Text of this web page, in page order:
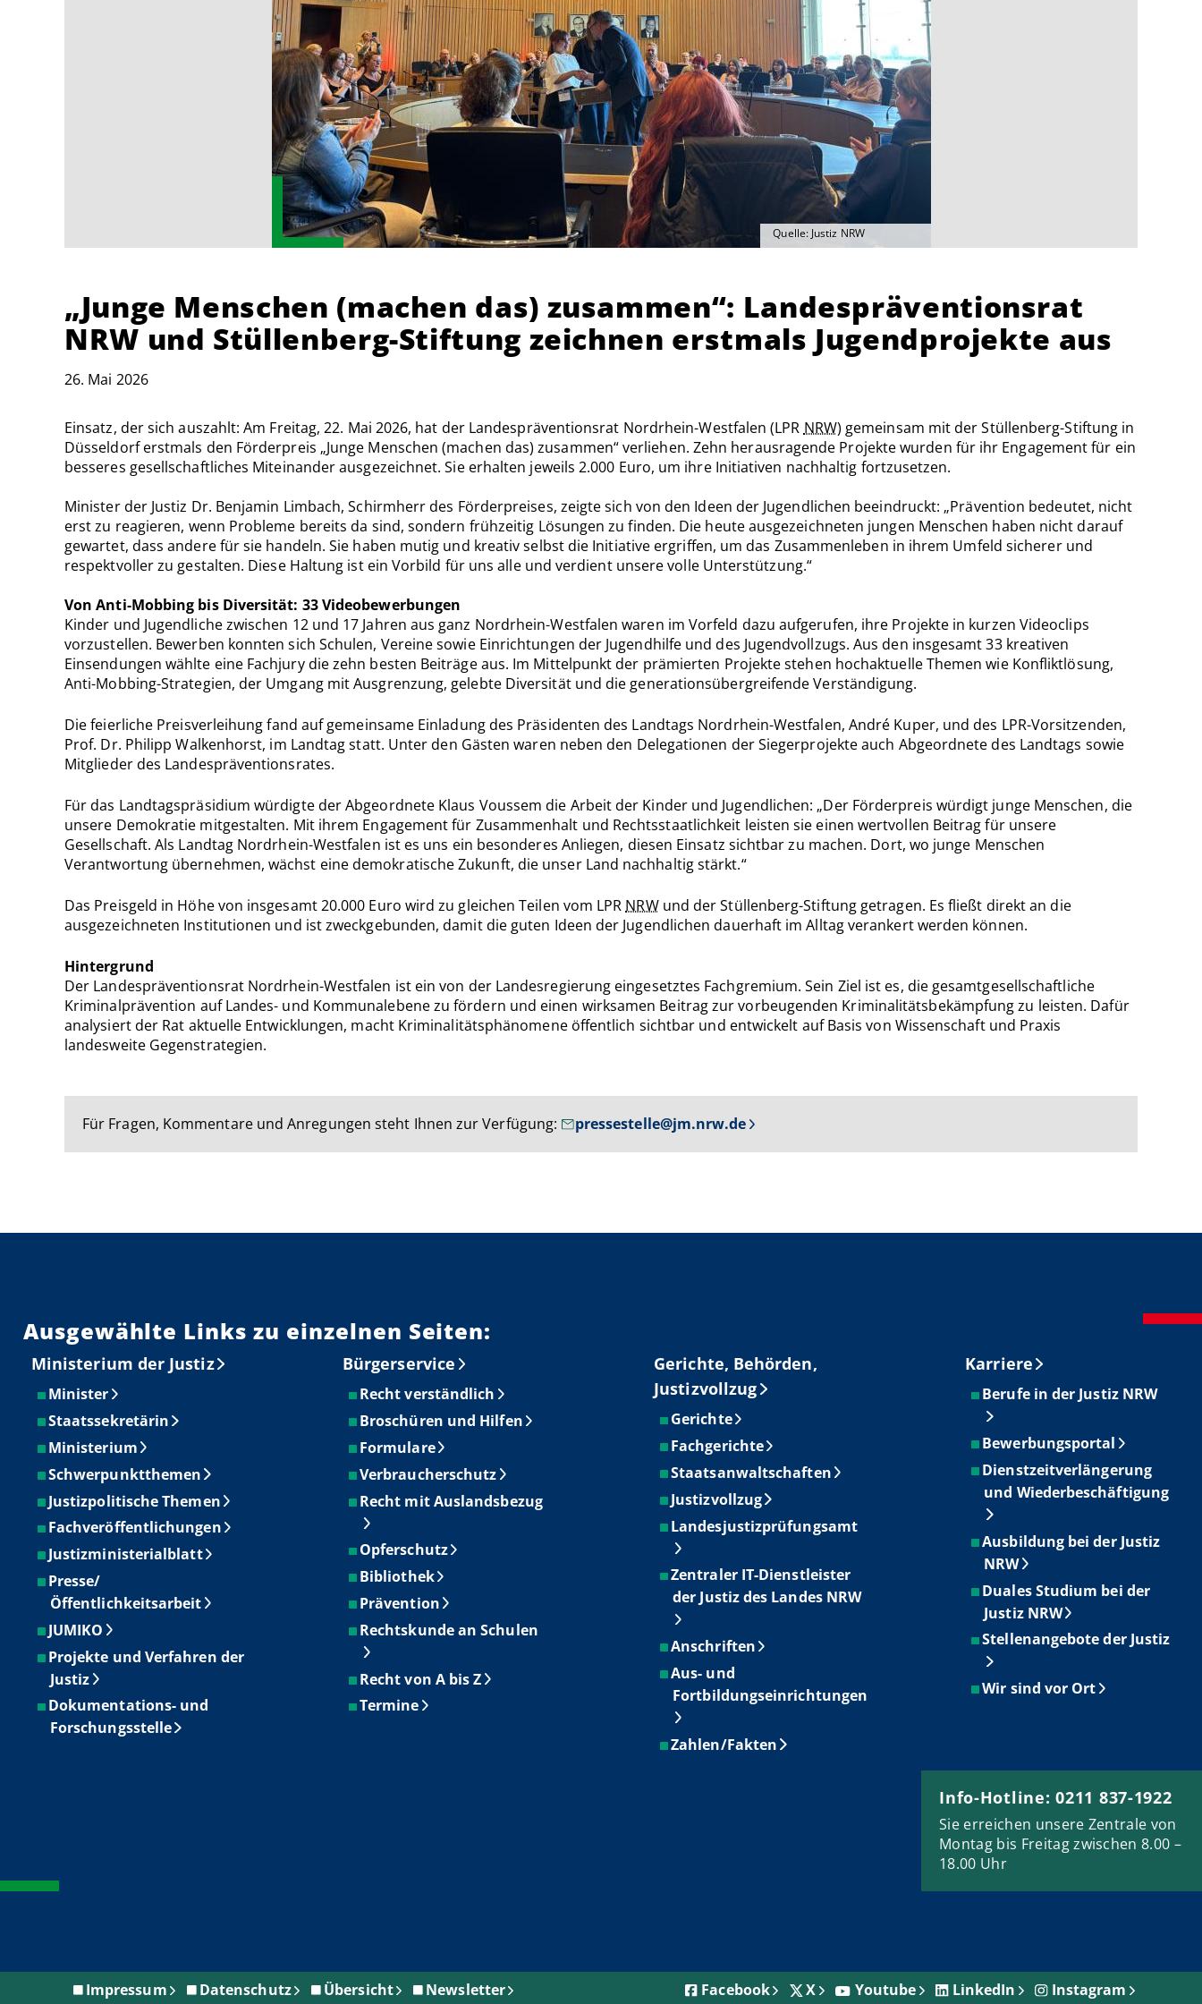
Quelle: Justiz NRW
„Junge Menschen (machen das) zusammen“: Landespräventionsrat
NRW und Stüllenberg-Stiftung zeichnen erstmals Jugendprojekte aus
26. Mai 2026
Einsatz, der sich auszahlt: Am Freitag, 22. Mai 2026, hat der Landespräventionsrat Nordrhein-Westfalen (LPR NRW) gemeinsam mit der Stüllenberg-Stiftung in
Düsseldorf erstmals den Förderpreis „Junge Menschen (machen das) zusammen“ verliehen. Zehn herausragende Projekte wurden für ihr Engagement für ein
besseres gesellschaftliches Miteinander ausgezeichnet. Sie erhalten jeweils 2.000 Euro, um ihre Initiativen nachhaltig fortzusetzen.
Minister der Justiz Dr. Benjamin Limbach, Schirmherr des Förderpreises, zeigte sich von den Ideen der Jugendlichen beeindruckt: „Prävention bedeutet, nicht
erst zu reagieren, wenn Probleme bereits da sind, sondern frühzeitig Lösungen zu finden. Die heute ausgezeichneten jungen Menschen haben nicht darauf
gewartet, dass andere für sie handeln. Sie haben mutig und kreativ selbst die Initiative ergriffen, um das Zusammenleben in ihrem Umfeld sicherer und
respektvoller zu gestalten. Diese Haltung ist ein Vorbild für uns alle und verdient unsere volle Unterstützung.“
Von Anti-Mobbing bis Diversität: 33 Videobewerbungen
Kinder und Jugendliche zwischen 12 und 17 Jahren aus ganz Nordrhein-Westfalen waren im Vorfeld dazu aufgerufen, ihre Projekte in kurzen Videoclips
vorzustellen. Bewerben konnten sich Schulen, Vereine sowie Einrichtungen der Jugendhilfe und des Jugendvollzugs. Aus den insgesamt 33 kreativen
Einsendungen wählte eine Fachjury die zehn besten Beiträge aus. Im Mittelpunkt der prämierten Projekte stehen hochaktuelle Themen wie Konfliktlösung,
Anti-Mobbing-Strategien, der Umgang mit Ausgrenzung, gelebte Diversität und die generationsübergreifende Verständigung.
Die feierliche Preisverleihung fand auf gemeinsame Einladung des Präsidenten des Landtags Nordrhein-Westfalen, André Kuper, und des LPR-Vorsitzenden,
Prof. Dr. Philipp Walkenhorst, im Landtag statt. Unter den Gästen waren neben den Delegationen der Siegerprojekte auch Abgeordnete des Landtags sowie
Mitglieder des Landespräventionsrates.
Für das Landtagspräsidium würdigte der Abgeordnete Klaus Voussem die Arbeit der Kinder und Jugendlichen: „Der Förderpreis würdigt junge Menschen, die
unsere Demokratie mitgestalten. Mit ihrem Engagement für Zusammenhalt und Rechtsstaatlichkeit leisten sie einen wertvollen Beitrag für unsere
Gesellschaft. Als Landtag Nordrhein-Westfalen ist es uns ein besonderes Anliegen, diesen Einsatz sichtbar zu machen. Dort, wo junge Menschen
Verantwortung übernehmen, wächst eine demokratische Zukunft, die unser Land nachhaltig stärkt.“
Das Preisgeld in Höhe von insgesamt 20.000 Euro wird zu gleichen Teilen vom LPR NRWund der Stüllenberg-Stiftung getragen. Es fließt direkt an die
ausgezeichneten Institutionen und ist zweckgebunden, damit die guten Ideen der Jugendlichen dauerhaft im Alltag verankert werden können.
Hintergrund
Der Landespräventionsrat Nordrhein-Westfalen ist ein von der Landesregierung eingesetztes Fachgremium. Sein Ziel ist es, die gesamtgesellschaftliche
Kriminalprävention auf Landes- und Kommunalebene zu fördern und einen wirksamen Beitrag zur vorbeugenden Kriminalitätsbekämpfung zu leisten. Dafür
analysiert der Rat aktuelle Entwicklungen, macht Kriminalitätsphänomene öffentlich sichtbar und entwickelt auf Basis von Wissenschaft und Praxis
landesweite Gegenstrategien.
Für Fragen, Kommentare und Anregungen steht Ihnen zur Verfügung: pressestelle@jm.nrw.de
Ausgewählte Links zu einzelnen Seiten:
Ministerium der Justiz
Minister
Staatssekretärin
Ministerium
Schwerpunktthemen
Justizpolitische Themen
Fachveröffentlichungen
Justizministerialblatt
Presse/
Öffentlichkeitsarbeit
JUMIKO
Projekte und Verfahren der
Justiz
Dokumentations- und
Forschungsstelle
Bürgerservice
Recht verständlich
Broschüren und Hilfen
Formulare
Verbraucherschutz
Recht mit Auslandsbezug
Opferschutz
Bibliothek
Prävention
Rechtskunde an Schulen
Recht von A bis Z
Termine
Gerichte, Behörden,
Justizvollzug
Gerichte
Fachgerichte
Staatsanwaltschaften
Justizvollzug
Landesjustizprüfungsamt
Zentraler IT-Dienstleister
der Justiz des Landes NRW
Anschriften
Aus- und
Fortbildungseinrichtungen
Zahlen/Fakten
Karriere
Berufe in der Justiz NRW
Bewerbungsportal
Dienstzeitverlängerung
und Wiederbeschäftigung
Ausbildung bei der Justiz
NRW
Duales Studium bei der
Justiz NRW
Stellenangebote der Justiz
Wir sind vor Ort
Info-Hotline: 0211 837-1922
Sie erreichen unsere Zentrale von
Montag bis Freitag zwischen 8.00 –
18.00 Uhr
Impressum Datenschutz Übersicht Newsletter Facebook X Youtube LinkedIn Instagram